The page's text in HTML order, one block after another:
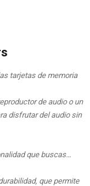
tarjetas de memoria
de audio o un
disfrutar del audio sin
que buscas…
que permite